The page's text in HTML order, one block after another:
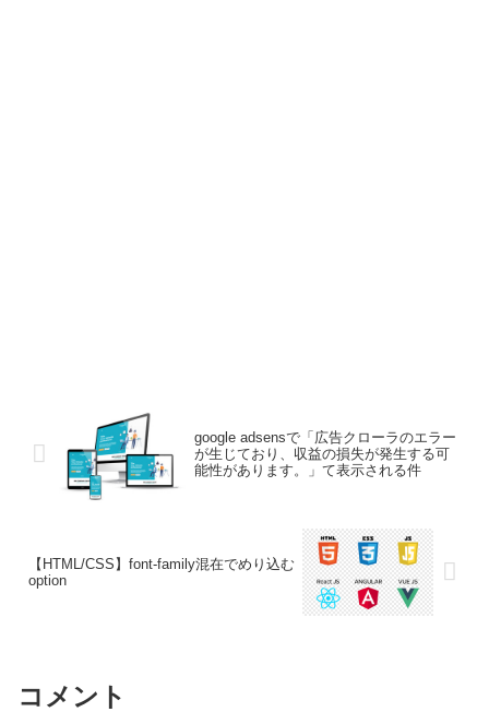
google adsensで「広告クローラのエラー
が生じており、収益の損失が発生する可
能性があります。」て表示される件
【HTML/CSS】font-family混在でめり込む
option
コメント